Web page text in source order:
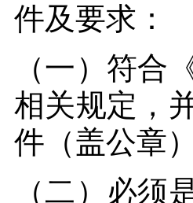
件及要求：
（一）符合
相关规定，
件（盖公章
（二）必须